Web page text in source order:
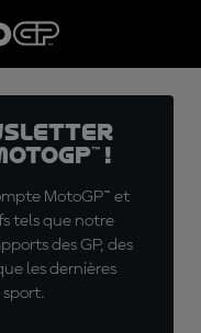
!
MotoGP™ et
tels que notre
des GP, des
les dernières